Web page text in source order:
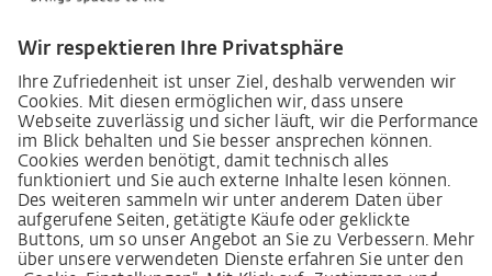
Lieferkettensorgfaltspflichtengesetz
Lieferantenkodex
LkSG-Merkblatt für Lieferanten
Grundsatzerklärung Menschenrechtsstrategie
Beschwerdeverfahren